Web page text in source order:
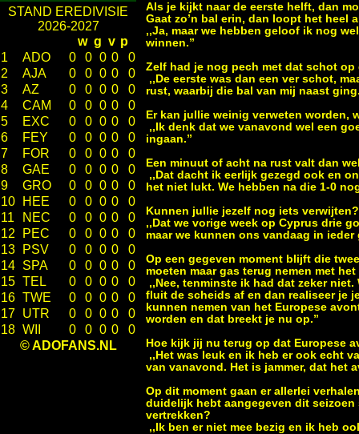
STAND EREDIVISIE
2026-2027
w g v p
1
ADO 0 0 0 0
0
2
AJA 0 0 0 0
0
3
AZ 0 0 0 0
0
4
CAM 0 0 0 0
0
5
EXC 0 0 0 0
0
6
FEY 0 0 0 0
0
7
FOR 0 0 0 0
0
8
GAE 0 0 0 0
0
9
GRO 0 0 0 0
0
10
HEE 0 0 0 0
0
11
NEC 0 0 0 0
0
12
PEC 0 0 0 0
0
13
PSV 0 0 0 0
0
14 SPA 0 0 0 0
0
15 TEL 0 0 0 0
0
16 TWE 0 0 0 0
0
17 UTR 0 0 0 0
0
18 WII 0 0 0 0
0
© ADOFANS.NL
Als je kijkt naar de eerste helft, dan
Gaat zo’n bal erin, dan loopt het heel
,,Ja, maar we hebben geloof ik nog
winnen.”
Zelf had je nog pech met dat schot
,,De eerste was dan een ver schot,
rust, waarbij die bal van mij naast
Er kan jullie weinig verweten worden,
,,Ik denk dat we vanavond wel een
ingaan.”
Een minuut of acht na rust valt dan
,,Dat dacht ik eerlijk gezegd ook en
het niet lukt. We hebben na die 1-0
Kunnen jullie jezelf nog iets verwijten?
,,Dat we vorige week op Cyprus drie
maar we kunnen ons vandaag in
Op een gegeven moment blijft die
moeten maar gas terug nemen met
,,Nee, tenminste ik had dat zeker
fluit de scheids af en dan realiseer je
kunnen nemen van het Europese
worden en dat breekt je nu op.”
Hoe kijk jij nu terug op dat Europese
,,Het was leuk en ik heb er ook echt
van vanavond. Het is jammer, dat het
Op dit moment gaan er allerlei
duidelijk hebt aangegeven dit
vertrekken?
,,Ik ben er niet mee bezig en ik heb